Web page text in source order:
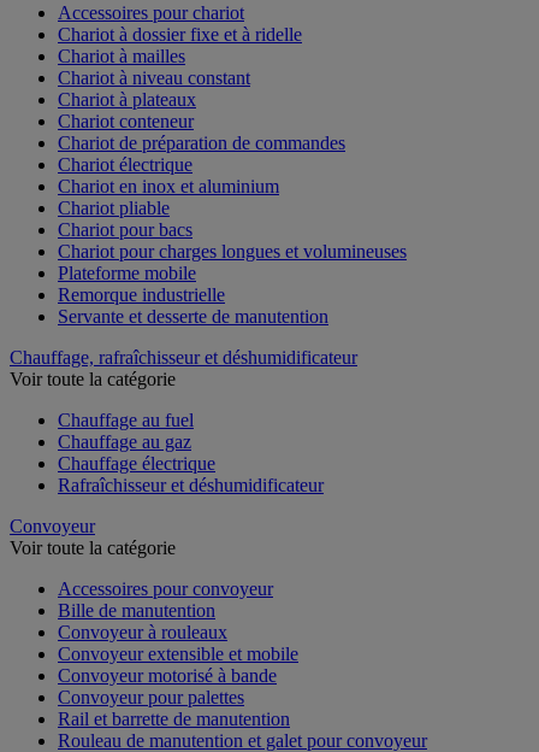
Accessoires pour chariot
Chariot à dossier fixe et à ridelle
Chariot à mailles
Chariot à niveau constant
Chariot à plateaux
Chariot conteneur
Chariot de préparation de commandes
Chariot électrique
Chariot en inox et aluminium
Chariot pliable
Chariot pour bacs
Chariot pour charges longues et volumineuses
Plateforme mobile
Remorque industrielle
Servante et desserte de manutention
Chauffage, rafraîchisseur et déshumidificateur
Voir toute la catégorie
Chauffage au fuel
Chauffage au gaz
Chauffage électrique
Rafraîchisseur et déshumidificateur
Convoyeur
Voir toute la catégorie
Accessoires pour convoyeur
Bille de manutention
Convoyeur à rouleaux
Convoyeur extensible et mobile
Convoyeur motorisé à bande
Convoyeur pour palettes
Rail et barrette de manutention
Rouleau de manutention et galet pour convoyeur